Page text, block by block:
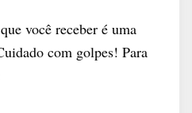
você receber é uma
com golpes! Para